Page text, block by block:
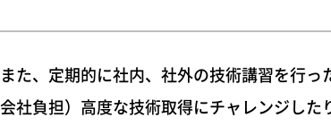
また、定期的に社内、社外の技術講習を行
会社負担）高度な技術取得にチャレンジし